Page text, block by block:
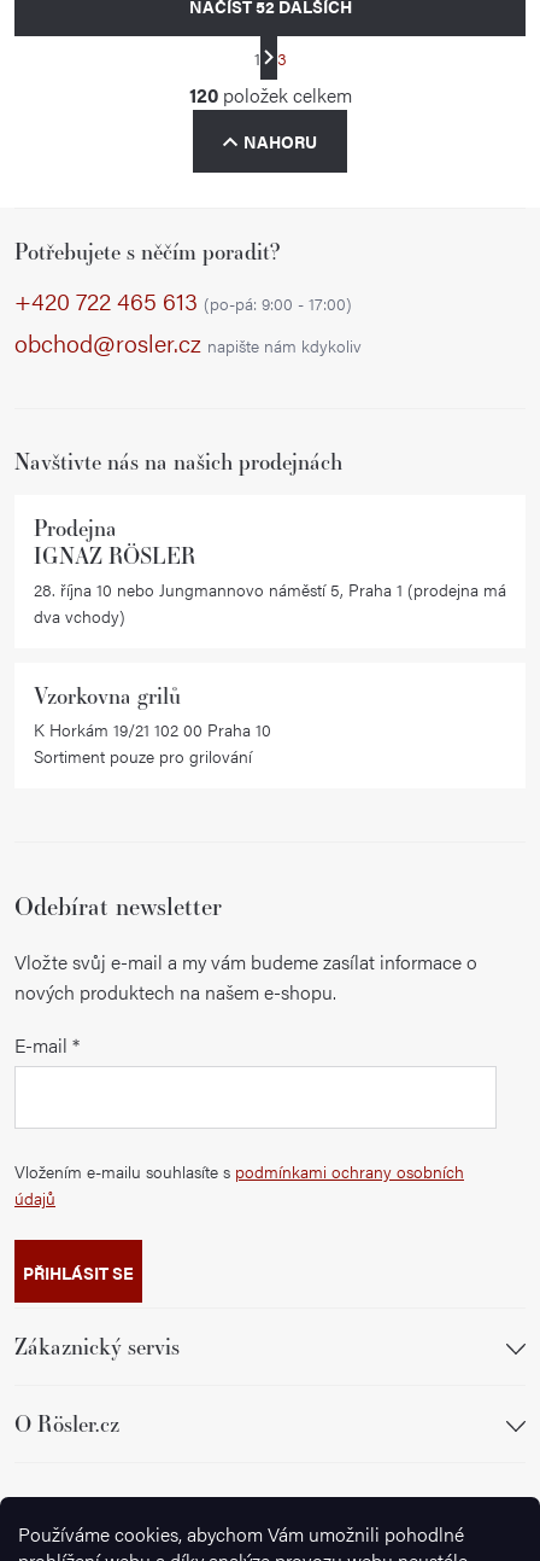
Používáme cookies, abychom Vám umožnili pohodlné
O
v
l
á
a
í
p
y
i
NAČÍST 52 DALŠÍCH
S
t
r
á
v
n
1 3
120položek celkem
NAHORU
Potřebujete s něčím poradit?
+420 722 465 613 (po-pá: 9:00 - 17:00)
obchod@rosler.cz napište nám kdykoliv
Navštivte nás na našich prodejnách
Prodejna
IGNAZ RÖSLER
28. října 10 nebo Jungmannovo náměstí 5, Praha 1 (prodejna má
dva vchody)
Vzorkovna grilů
K Horkám 19/21 102 00 Praha 10
Sortiment pouze pro grilování
Odebírat newsletter
Vložte svůj e-mail a my vám budeme zasílat informace o
nových produktech na našem e-shopu.
E-mail
Vložením e-mailu souhlasíte s podmínkami ochrany osobních
údajů
PŘIHLÁSIT SE
Zákaznický servis
O Rösler.cz
Sledujte nás